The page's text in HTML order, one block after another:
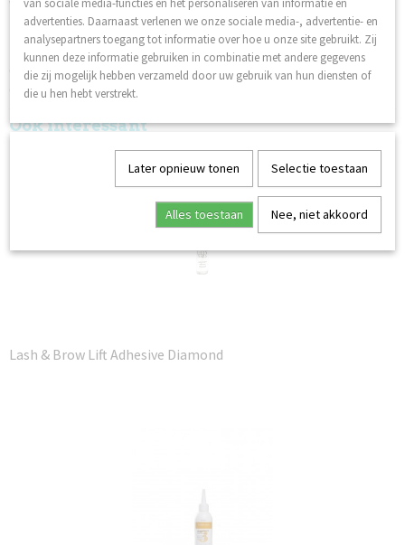
Wimper- en wenkbrauwverf van Biosmetics uitsluitend voor
professioneel gebruik.
Gebruik:
Gemakkelijke mengverhouding 1:1. Verdere instructies zijn
opgenomen in het productpakket.
Ook interessant
Lash & Brow Lift Adhesive Diamond
van sociale media-functies en het personaliseren van informatie en
advertenties. Daarnaast verlenen we onze sociale media-, advertentie- en
analysepartners toegang tot informatie over hoe u onze site gebruikt. Zij
kunnen deze informatie gebruiken in combinatie met andere gegevens
die zij mogelijk hebben verzameld door uw gebruik van hun diensten of
die u hen hebt verstrekt.
Later opnieuw tonen Selectie toestaan
Alles toestaan Nee, niet akkoord